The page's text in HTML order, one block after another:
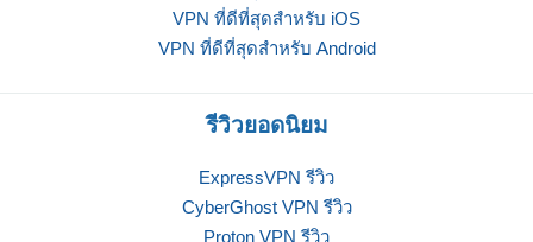
VPN ที่ดีที่สุดสำหรับ iOS
VPN ที่ดีที่สุดสำหรับ Android
รีวิวยอดนิยม
ExpressVPN รีวิว
CyberGhost VPN รีวิว
Proton VPN รีวิว